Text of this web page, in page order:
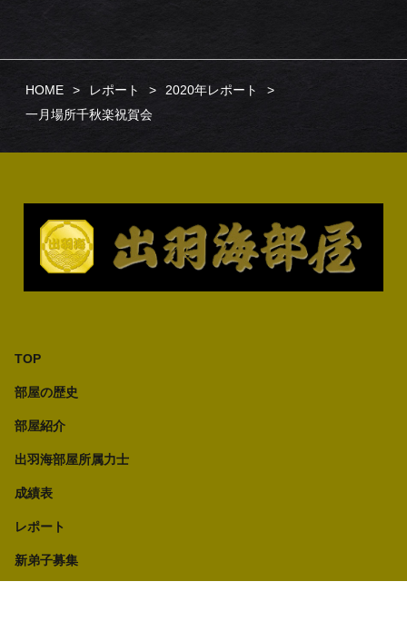
HOME レポート
2020年レポート
一月場所千秋楽祝賀会
TOP
部屋の歴史
部屋紹介
出羽海部屋所属力士
成績表
レポート
新弟子募集